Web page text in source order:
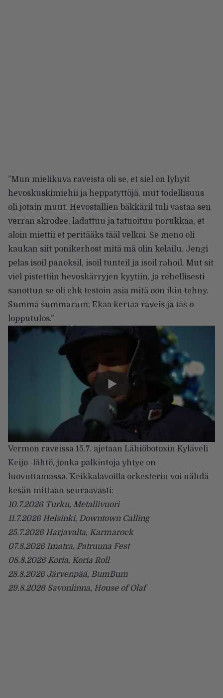
”Mun mielikuva raveista oli se, et siel on lyhyit
hevoskuskimiehii ja heppatyttöjä, mut todellisuus
oli jotain muut. Hevostallien bäkkäril tuli vastaa sen
verran skrodee, ladattuu ja tatuoituu porukkaa, et
aloin miettii et peritääks tääl velkoi. Se meno oli
kaukan siit ponikerhost mitä mä olin kelailu. Jengi
pelas isoil panoksil, isoil tunteil ja isoil rahoil. Mut sit
viel pistettiin hevoskärryjen kyytiin, ja rehellisesti
sanottun se oli ehk testoin asia mitä oon ikin tehny.
Summa summarum: Ekaa kertaa raveis ja täs o
lopputulos.”
Vermon raveissa 15.7. ajetaan Lähiöbotoxin Kyläveli
Keijo -lähtö, jonka palkintoja yhtye on
luovuttamassa. Keikkalavoilla orkesterin voi nähdä
kesän mittaan seuraavasti:
10.7.2026 Turku, Metallivuori
11.7.2026 Helsinki, Downtown Calling
25.7.2026 Harjavalta, Karmarock
07.8.2026 Imatra, Patruuna Fest
08.8.2026 Koria, Koria Roll
28.8.2026 Järvenpää, BumBum
29.8.2026 Savonlinna, House of Olaf